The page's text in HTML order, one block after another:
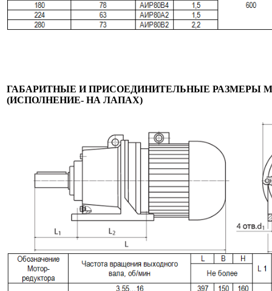
ГАБАРИТНЫЕ И ПРИСОЕДИНИТЕЛЬНЫЕ РАЗМЕРЫ
(ИСПОЛНЕНИЕ- НА ЛАПАХ)